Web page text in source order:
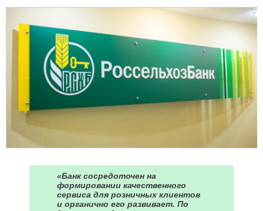
«Банк сосредоточен на
формировании качественного
сервиса для розничных клиентов
и органично его развивает. По